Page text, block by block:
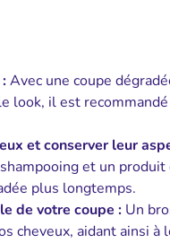
Avec une coupe
look, il est
et conserver leur
et un
plus longtemps.
de votre coupe : Un
cheveux, aidant ainsi